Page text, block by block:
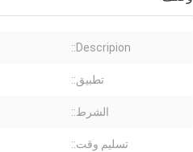
Descripion::
تطبيق::
الشرط::
تسليم وقت::